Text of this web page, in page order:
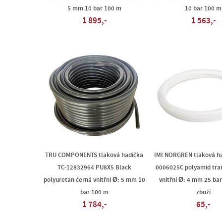
5 mm 10 bar 100 m
1 895,-
10 bar 100 m
1 563,-
TRU COMPONENTS tlaková hadička
TC-12832964 PU8X5 Black
polyuretan černá vnitřní Ø: 5 mm 10
bar 100 m
1 784,-
IMI NORGREN tlaková
0006025C polyamid
vnitřní Ø: 4 mm 25
zboží
65,-